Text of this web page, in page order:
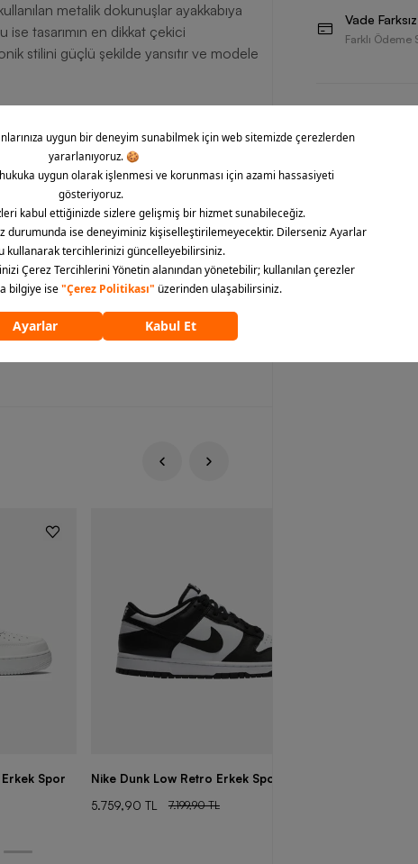
metalik dokunuşlar ayakkabıya
tasarımın en dikkat çekici
stilini güçlü şekilde yansıtır ve modele
güvenli bir kullanım sunar.
yardımcı olur.
kazandırır.
deneyimi sunar.
sağlar.
rahatlıkla kullanılabilir.
dokunuş kazandırır.
V5 RNR modelini Barcin.com’da
Spor
Nike Dunk Low Retro Erkek Spor Ayakkabı
5.759,90 TL
7.199,90 TL
Vade
Farklı Ödeme
Nike Kadın
Nike Kadın